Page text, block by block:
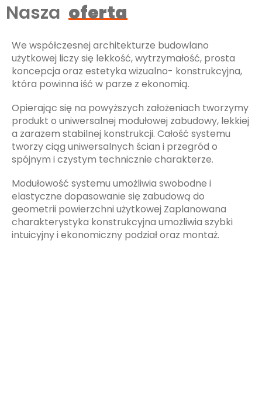
Nasza oferta
We współczesnej architekturze budowlano
użytkowej liczy się lekkość, wytrzymałość, prosta
koncepcja oraz estetyka wizualno- konstrukcyjna,
która powinna iść w parze z ekonomią.
Opierając się na powyższych założeniach tworzymy
produkt o uniwersalnej modułowej zabudowy, lekkiej
a zarazem stabilnej konstrukcji. Całość systemu
tworzy ciąg uniwersalnych ścian i przegród o
spójnym i czystym technicznie charakterze.
Modułowość systemu umożliwia swobodne i
elastyczne dopasowanie się zabudową do
geometrii powierzchni użytkowej Zaplanowana
charakterystyka konstrukcyjna umożliwia szybki
intuicyjny i ekonomiczny podział oraz montaż.